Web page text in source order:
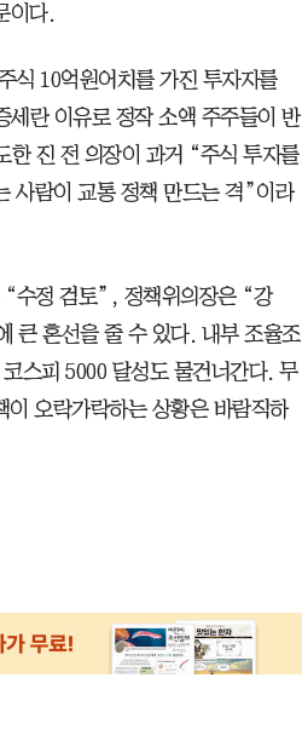
이다.
식 10억원어치를 가진 투자자를
세란 이유로 정작 소액 주주들이 반
한 진 전 의장이 과거 “주식 투자를
사람이 교통 정책 만드는 격”이라
“수정 검토”, 정책위의장은 “강
큰 혼선을 줄 수 있다. 내부 조율조
스피 5000 달성도 물건너간다. 무
이 오락가락하는 상황은 바람직하